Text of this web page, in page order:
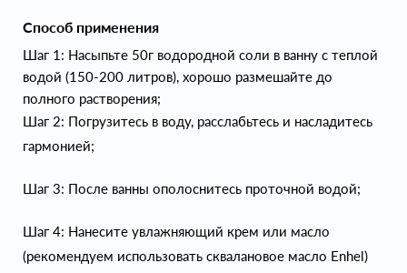
Способ применения
Шаг 1: Насыпьте 50г водородной соли в ванну с теплой
водой (150-200 литров), хорошо размешайте до
полного растворения;
Шаг 2: Погрузитесь в воду, расслабьтесь и насладитесь
гармонией;
Шаг 3: После ванны ополоснитесь проточной водой;
Шаг 4: Нанесите увлажняющий крем или масло
(рекомендуем использовать сквалановое масло Enhel)